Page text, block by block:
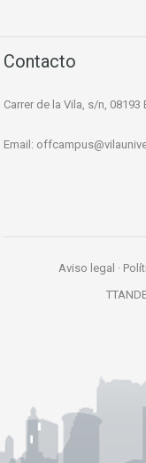
Contacto
Carrer de la Vila, s/n, 08193
Email:
Aviso legal ·